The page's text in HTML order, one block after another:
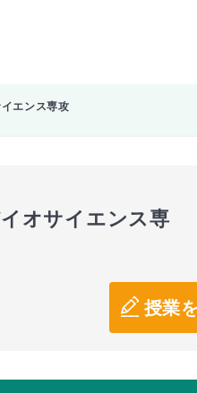
エンス専攻
イオサイエンス専
授業